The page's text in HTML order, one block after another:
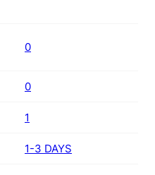
0
0
1
1-3 DAYS